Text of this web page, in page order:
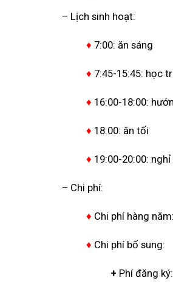
– Lịch sinh hoạt:
♦ 7:00: ăn sáng
♦ 7:45-15:45: học
♦ 16:00-18:00:
♦ 18:00: ăn tối
♦ 19:00-20:00:
– Chi phí:
♦ Chi phí hàng
♦ Chi phí bổ sung:
+ Phí đăng